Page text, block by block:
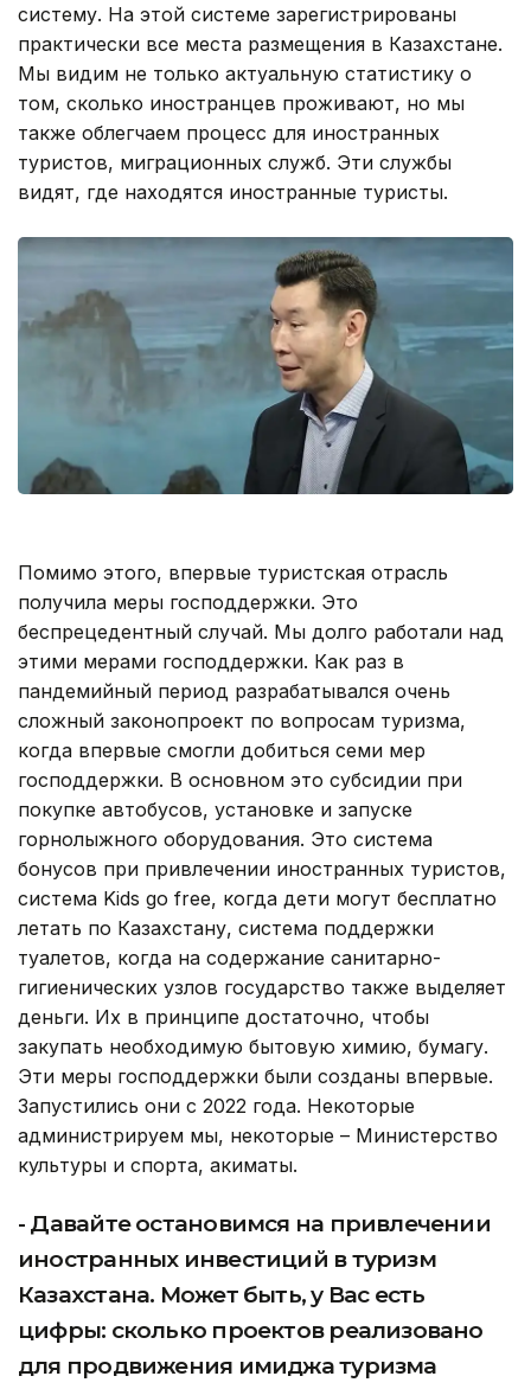
систему. На этой системе зарегистрированы
практически все места размещения в Казахстане.
Мы видим не только актуальную статистику о
том, сколько иностранцев проживают, но мы
также облегчаем процесс для иностранных
туристов, миграционных служб. Эти службы
видят, где находятся иностранные туристы.
Помимо этого, впервые туристская отрасль
получила меры господдержки. Это
беспрецедентный случай. Мы долго работали над
этими мерами господдержки. Как раз в
пандемийный период разрабатывался очень
сложный законопроект по вопросам туризма,
когда впервые смогли добиться семи мер
господдержки. В основном это субсидии при
покупке автобусов, установке и запуске
горнолыжного оборудования. Это система
бонусов при привлечении иностранных туристов,
система Kids go free, когда дети могут бесплатно
летать по Казахстану, система поддержки
туалетов, когда на содержание санитарно-
гигиенических узлов государство также выделяет
деньги. Их в принципе достаточно, чтобы
закупать необходимую бытовую химию, бумагу.
Эти меры господдержки были созданы впервые.
Запустились они с 2022 года. Некоторые
администрируем мы, некоторые – Министерство
культуры и спорта, акиматы.
- Давайте остановимся на привлечении
иностранных инвестиций в туризм
Казахстана. Может быть, у Вас есть
цифры: сколько проектов реализовано
для продвижения имиджа туризма